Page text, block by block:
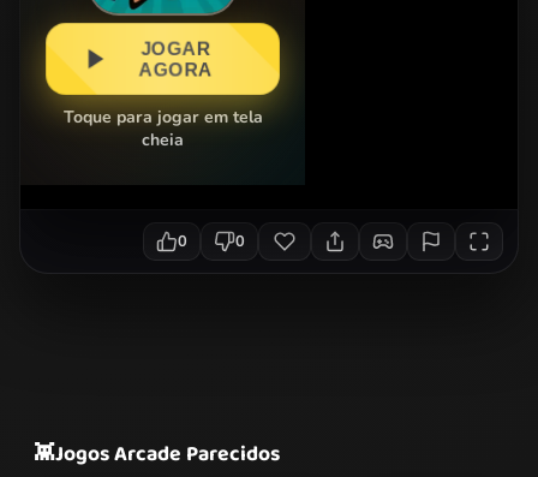
JOGAR
AGORA
Toque para jogar em tela
cheia
0 0
👾Jogos Arcade Parecidos